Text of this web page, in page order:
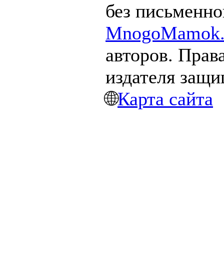
без
авторов.
издателя
🌐Карта сайта